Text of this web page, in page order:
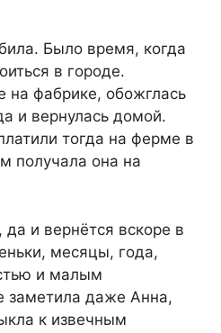
Было время, когда
в городе.
на фабрике, обожглась
и вернулась домой.
тогда на ферме в
получала она на
и вернётся вскоре в
месяцы, года,
и малым
заметила даже Анна,
к извечным